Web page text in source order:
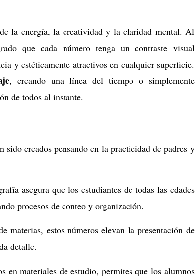
la energía, la creatividad y la claridad mental. Al
que cada número tenga un contraste visual
y estéticamente atractivos en cualquier superficie.
, creando una línea del tiempo o simplemente
de todos al instante.
creados pensando en la practicidad de padres y
asegura que los estudiantes de todas las edades
procesos de conteo y organización.
materias, estos números elevan la presentación de
detalle.
en materiales de estudio, permites que los alumnos